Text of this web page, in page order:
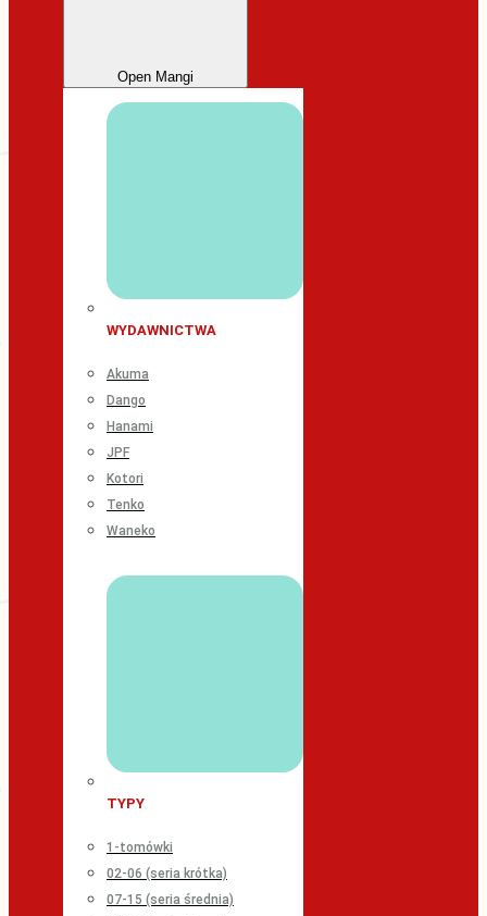
Open Mangi
WYDAWNICTWA
Akuma
Dango
Hanami
JPF
Kotori
Tenko
Waneko
TYPY
1-tomówki
02-06 (seria krótka)
07-15 (seria średnia)